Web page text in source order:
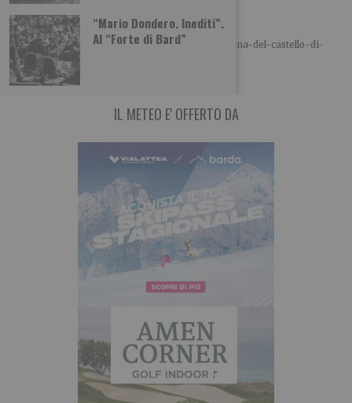
“Mario Dondero. Inediti”.
Al “Forte di Bard”
Il fantasma del castello di Agliè
A cura di Piemonteitalia.eu Leggi l’articolo:
https://www.piemonteitalia.eu/it/curiosita/il-fantasma-del-castello-di-
agliè Leggi qui le ultime notizie: IL TORINESE
IL METEO E' OFFERTO DA